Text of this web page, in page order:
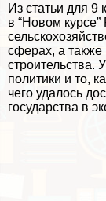
Из статьи для 9
в “Новом
сферах, а также
строительства.
политики и то,
чего удалось
государства в